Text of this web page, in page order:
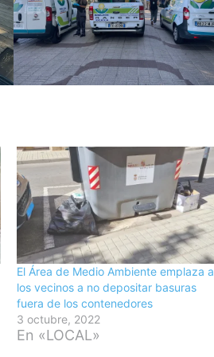
El Área de Medio Ambiente emplaza a
los vecinos a no depositar basuras
fuera de los contenedores
3 octubre, 2022
En «LOCAL»